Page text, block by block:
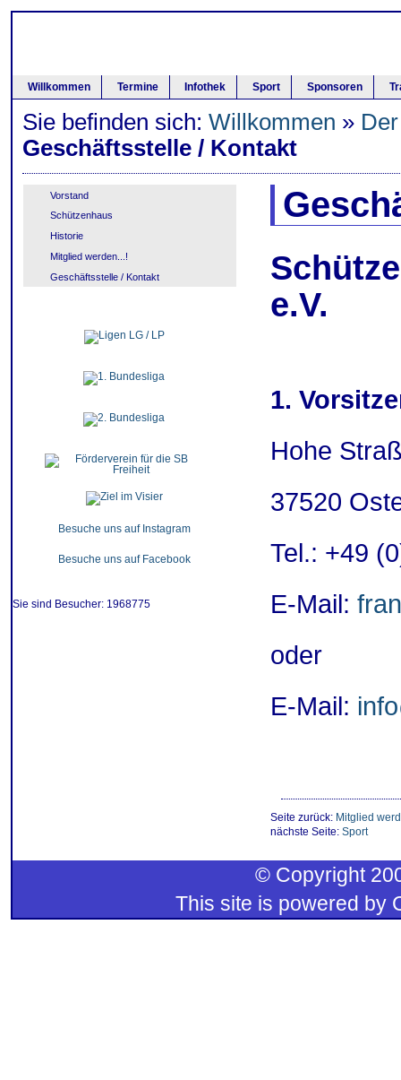
Willkommen Termine Infothek Sport Sponsoren
Sie befinden sich: Willkommen »
Geschäftsstelle / Kontakt
Vorstand
Schützenhaus
Historie
Mitglied werden...!
Geschäftsstelle / Kontakt
Besuche uns auf Instagram
Besuche uns auf Facebook
Sie sind Besucher: 1968775
e.V.
1.
Hohe
37520
Tel.: +49
E-Mail:
oder
E-Mail:
Seite zurück: Mitglied
nächste Seite:Sport
© Copyright
This site is powered by